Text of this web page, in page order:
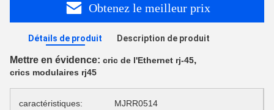
Obtenez le meilleur prix
Détails de produit Description de produit
Mettre en évidence: cric de l'Ethernet rj-45,
crics modulaires rj45
caractéristiques: MJRR0514